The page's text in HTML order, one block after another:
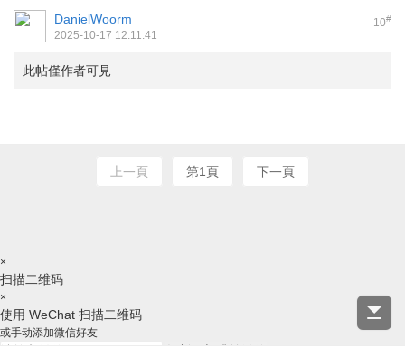
10#
DanielWoorm
2025-10-17 12:11:41
此帖僅作者可見
上一頁 第1頁 下一頁
×
扫描二维码
×
使用 WeChat 扫描二维码
或手动添加微信好友